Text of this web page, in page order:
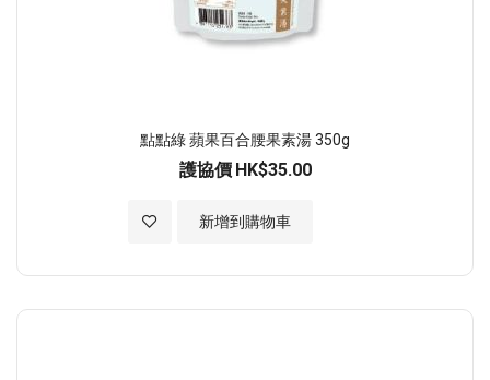
點點綠 蘋果百合腰果素湯 350g
護協價 HK$35.00
新增到購物車
加入至願望清單